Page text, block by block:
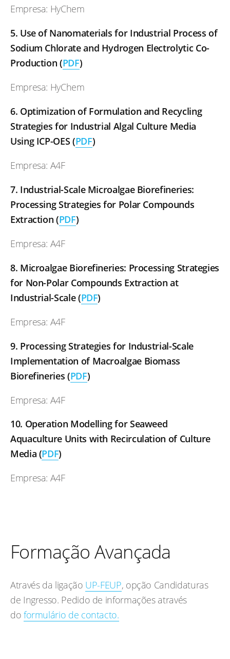
Empresa: HyChem
5. Use of Nanomaterials for Industrial Process of
Sodium Chlorate and Hydrogen Electrolytic Co-
Production (PDF)
Empresa: HyChem
6. Optimization of Formulation and Recycling
Strategies for Industrial Algal Culture Media
Using ICP-OES (PDF)
Empresa: A4F
7. Industrial-Scale Microalgae Biorefineries:
Processing Strategies for Polar Compounds
Extraction (PDF)
Empresa: A4F
8. Microalgae Biorefineries: Processing Strategies
for Non-Polar Compounds Extraction at
Industrial-Scale(PDF)
Empresa: A4F
9. Processing Strategies for Industrial-Scale
Implementation of Macroalgae Biomass
Biorefineries (PDF)
Empresa: A4F
10. Operation Modelling for Seaweed
Aquaculture Units with Recirculation of Culture
Media (PDF)
Empresa: A4F
Formação Avançada
Através da ligação UP-FEUP, opção Candidaturas
de Ingresso. Pedido de informações através
do formulário de contacto.